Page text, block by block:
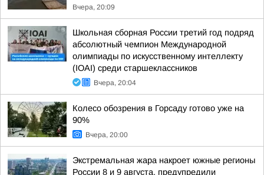
Вчера, 20:09
Школьная сборная России третий год подряд
абсолютный чемпион Международной
олимпиады по искусственному интеллекту
(IOAI) среди старшеклассников
Вчера, 20:04
Колесо обозрения в Горсаду готово уже на
90%
Вчера, 20:00
Экстремальная жара накроет южные регионы
России 8 и 9 августа, предупредили